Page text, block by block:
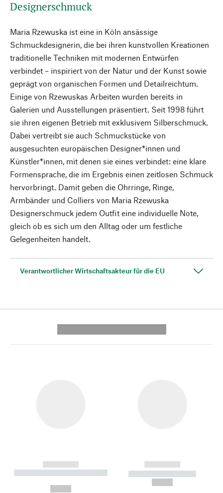
Designerschmuck
Maria Rzewuska ist eine in Köln ansässige
Schmuckdesignerin, die bei ihren kunstvollen Kreationen
traditionelle Techniken mit modernen Entwürfen
verbindet – inspiriert von der Natur und der Kunst sowie
geprägt von organischen Formen und Detailreichtum.
Einige von Rzewuskas Arbeiten wurden bereits in
Galerien und Ausstellungen präsentiert. Seit 1998 führt
sie ihren eigenen Betrieb mit exklusivem Silberschmuck.
Dabei vertreibt sie auch Schmuckstücke von
ausgesuchten europäischen Designer*innen und
Künstler*innen, mit denen sie eines verbindet: eine klare
Formensprache, die im Ergebnis einen zeitlosen Schmuck
hervorbringt. Damit geben die Ohrringe, Ringe,
Armbänder und Colliers von Maria Rzewuska
Designerschmuck jedem Outfit eine individuelle Note,
gleich ob es sich um den Alltag oder um festliche
Gelegenheiten handelt.
Verantwortlicher Wirtschaftsakteur für die EU
------------
----------- ----------- --------
------------
----------- -----------